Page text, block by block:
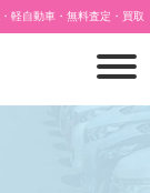
軽自動車・無料査定・買取